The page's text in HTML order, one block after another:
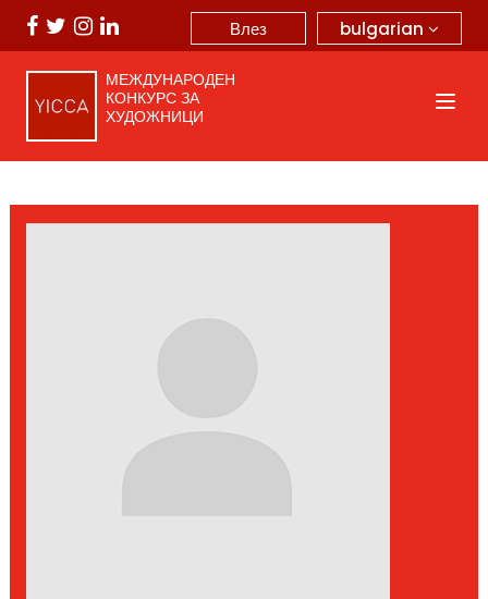
bulgarian
Влез
МЕЖДУНАРОДЕН
КОНКУРС ЗА
ХУДОЖНИЦИ